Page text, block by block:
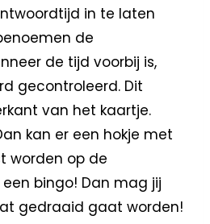
in te laten
de
de tijd voorbij is,
gecontroleerd. Dit
van het kaartje.
kan er een hokje met
worden op de
bingo! Dan mag jij
gedraaid gaat worden!